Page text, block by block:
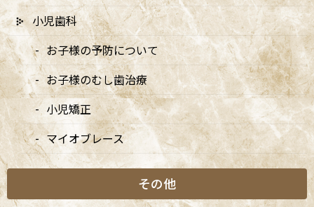
〒166-0004 東京都杉並区阿佐谷南3-37-14 第二北原ビル3階
JR中央線(快速)「阿佐ケ谷駅」徒歩0分 / JR中央/総武線「阿佐ケ
谷駅」徒歩0分 / 東京メトロ丸ノ内線「南阿佐ケ谷駅」徒歩8分
TEL： 03-6915-1315
診療時間 月 火 水 木 金 土
日
9:00-13:00
● ▲ ● ● ● ●
★
14:00-18:00
▲ ● ● ● ● ★
★…ご予約状況により診療を行わせて頂きます。
※休診日：火曜（9月より月2回）・日曜・祝日
小児歯科
お子様の予防について
お子様のむし歯治療
小児矯正
マイオブレース
その他